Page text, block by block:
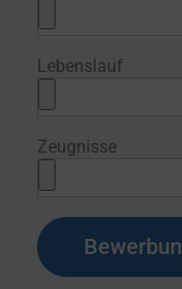
Lebenslauf
Zeugnisse